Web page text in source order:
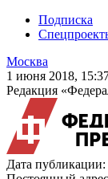
Подписка
Москва
1 июня 2018,
Редакция
Дата